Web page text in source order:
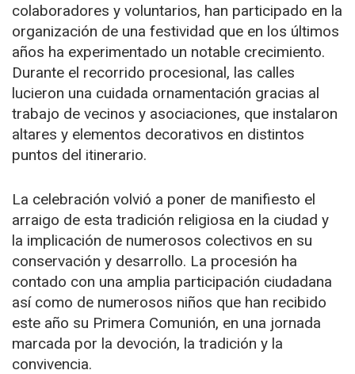
colaboradores y voluntarios, han participado en la
organización de una festividad que en los últimos
años ha experimentado un notable crecimiento.
Durante el recorrido procesional, las calles
lucieron una cuidada ornamentación gracias al
trabajo de vecinos y asociaciones, que instalaron
altares y elementos decorativos en distintos
puntos del itinerario.
La celebración volvió a poner de manifiesto el
arraigo de esta tradición religiosa en la ciudad y
la implicación de numerosos colectivos en su
conservación y desarrollo. La procesión ha
contado con una amplia participación ciudadana
así como de numerosos niños que han recibido
este año su Primera Comunión, en una jornada
marcada por la devoción, la tradición y la
convivencia.